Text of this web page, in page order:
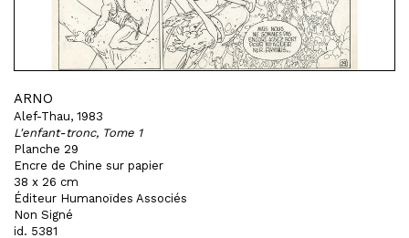
ARNO
Alef-Thau, 1983
L'enfant-tronc, Tome 1
Planche 29
Encre de Chine sur papier
38 x 26 cm
Éditeur Humanoïdes Associés
Non Signé
id. 5381